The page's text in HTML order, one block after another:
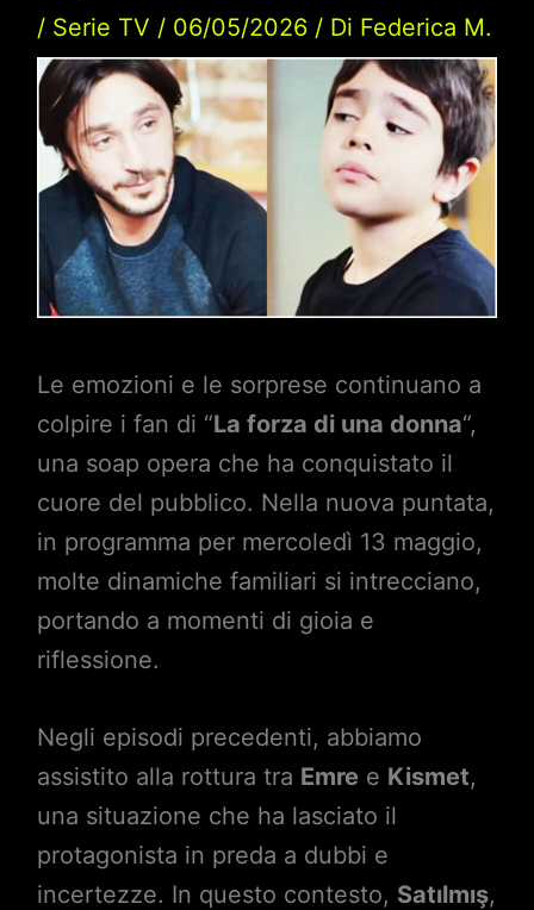
/ Serie TV / 06/05/2026 / Di Federica M.
Le emozioni e le sorprese continuano a
colpire i fan di “La forza di una donna“,
una soap opera che ha conquistato il
cuore del pubblico. Nella nuova puntata,
in programma per mercoledì 13 maggio,
molte dinamiche familiari si intrecciano,
portando a momenti di gioia e
riflessione.
Negli episodi precedenti, abbiamo
assistito alla rottura tra Emre e Kismet,
una situazione che ha lasciato il
protagonista in preda a dubbi e
incertezze. In questo contesto, Satılmış,